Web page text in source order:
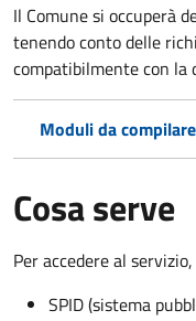
Il Comune si occuperà
tenendo conto delle
compatibilmente con la
Moduli da
Cosa serve
Per accedere al
SPID (sistema